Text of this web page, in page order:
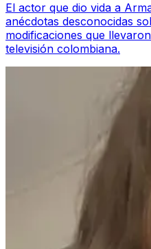
El actor que dio vida a
anécdotas desconocidas
modificaciones que
televisión colombiana.